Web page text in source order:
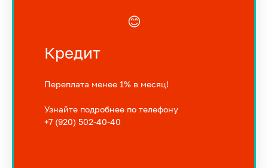
😊
Кредит
Переплата менее 1% в месяц!
Узнайте подробнее по телефону
+7 (920) 502-40-40